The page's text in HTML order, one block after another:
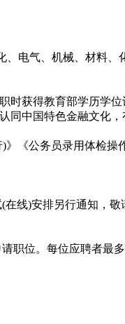
电气、机械、材料、
获得教育部学历学位
中国特色金融文化，
《公务员录用体检操
)安排另行通知，敬
职位。每位应聘者最